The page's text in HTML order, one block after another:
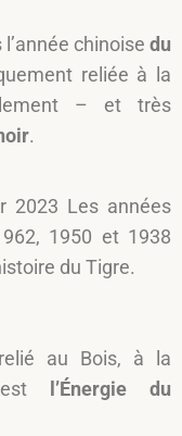
chinoise du
reliée à la
– et très
.
2023 Les années
1950 et 1938
du Tigre.
au Bois, à la
l’Énergie du